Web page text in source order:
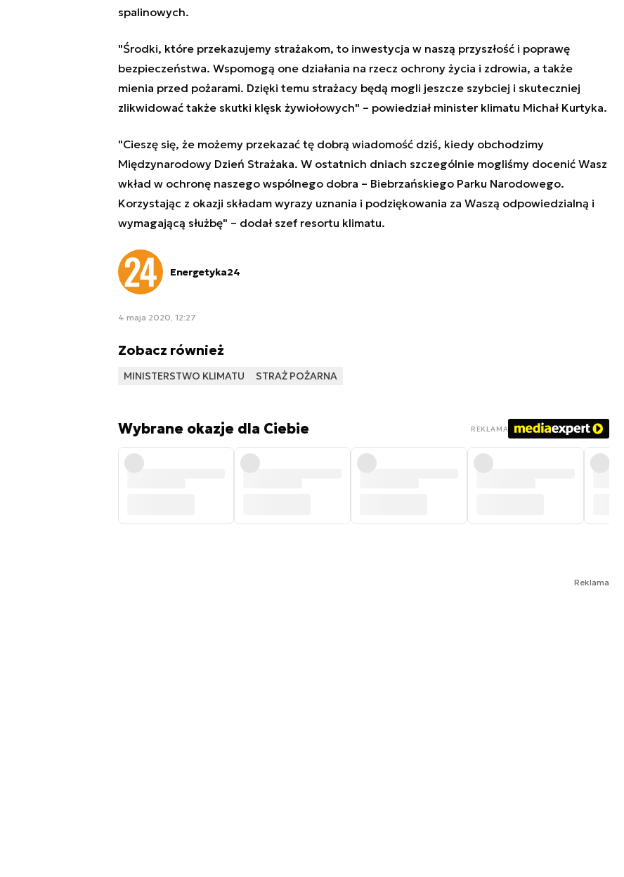
spalinowych.
"Środki, które przekazujemy strażakom, to inwestycja w naszą przyszłość i poprawę
bezpieczeństwa. Wspomogą one działania na rzecz ochrony życia i zdrowia, a także
mienia przed pożarami. Dzięki temu strażacy będą mogli jeszcze szybciej i skuteczniej
zlikwidować także skutki klęsk żywiołowych" – powiedział minister klimatu Michał Kurtyka.
"Cieszę się, że możemy przekazać tę dobrą wiadomość dziś, kiedy obchodzimy
Międzynarodowy Dzień Strażaka. W ostatnich dniach szczególnie mogliśmy docenić Wasz
wkład w ochronę naszego wspólnego dobra – Biebrzańskiego Parku Narodowego.
Korzystając z okazji składam wyrazy uznania i podziękowania za Waszą odpowiedzialną i
wymagającą służbę" – dodał szef resortu klimatu.
Energetyka24
4 maja 2020, 12:27
Zobacz również
MINISTERSTWO KLIMATU STRAŻ POŻARNA
Wybrane okazje dla Ciebie REKLAMA
Reklama